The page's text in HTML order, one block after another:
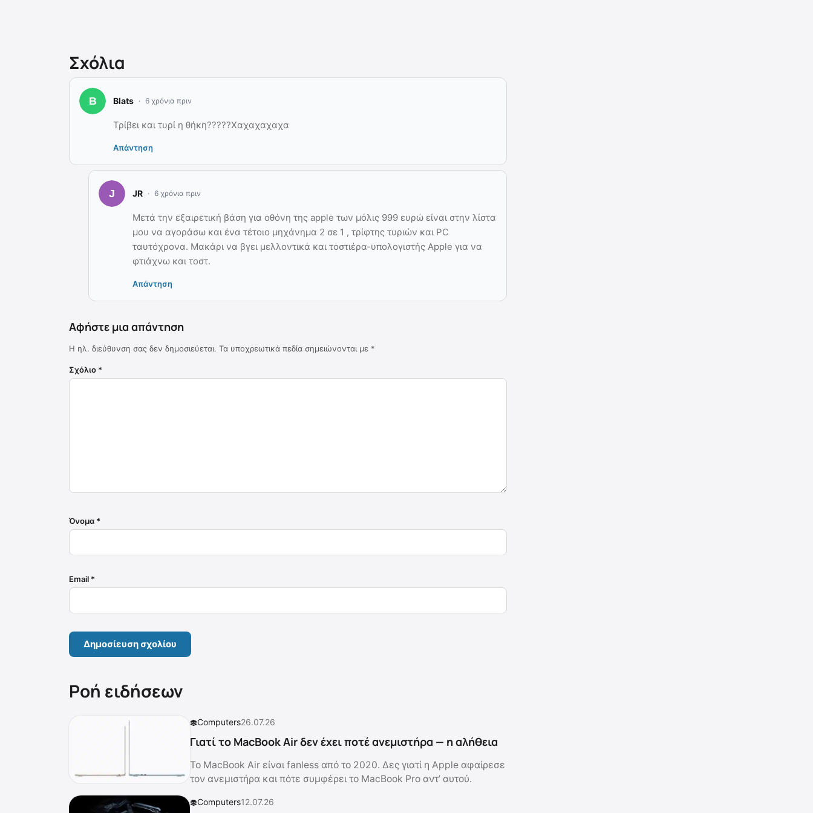
Σχόλια
Blats 6 χρόνια πριν
Τρίβει και τυρί η θήκη?????Χαχαχαχαχα
Απάντηση
JR 6 χρόνια πριν
Μετά την εξαιρετική βάση για οθόνη της apple των μόλις 999 ευρώ είναι στην λίστα
μου να αγοράσω και ένα τέτοιο μηχάνημα 2 σε 1 , τρίφτης τυριών και PC
ταυτόχρονα. Μακάρι να βγει μελλοντικά και τοστιέρα-υπολογιστής Apple για να
φτιάχνω και τοστ.
Απάντηση
Αφήστε μια απάντηση
Η ηλ. διεύθυνση σας δεν δημοσιεύεται. Τα υποχρεωτικά πεδία σημειώνονται με *
Σχόλιο *
Όνομα *
Email *
Ροή ειδήσεων
Computers26.07.26
Γιατί το MacBook Air δεν έχει ποτέ ανεμιστήρα — η αλήθεια
Το MacBook Air είναι fanless από το 2020. Δες γιατί η Apple αφαίρεσε
τον ανεμιστήρα και πότε συμφέρει το MacBook Pro αντ’ αυτού.
Computers12.07.26